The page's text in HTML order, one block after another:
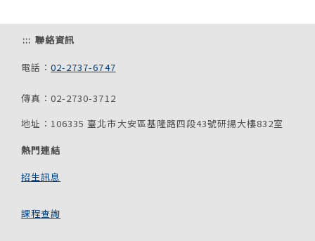
::: 聯絡資訊
電話：02-2737-6747
傳真：02-2730-3712
地址：106335 臺北市大安區基隆路四段43號研揚大樓832室
熱門連結
招生訊息
課程查詢